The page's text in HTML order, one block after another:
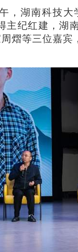
，湖南科技
纪红建，湖
熠等三位嘉